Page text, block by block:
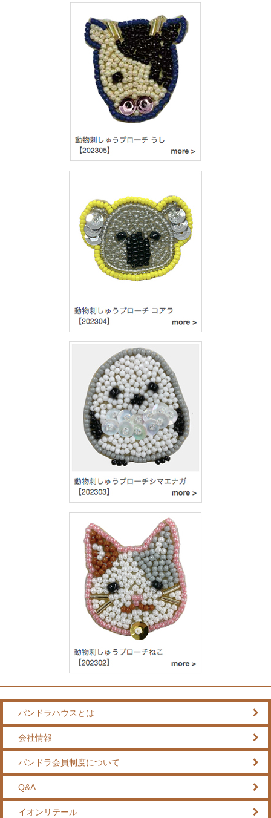
パンドラハウスとは
会社情報
パンドラ会員制度について
Q&A
イオンリテール